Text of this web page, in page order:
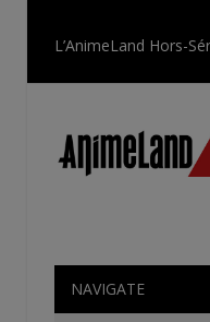
NAVIGATE